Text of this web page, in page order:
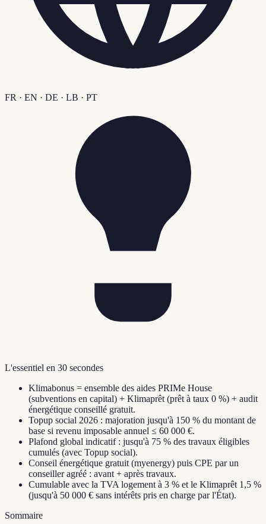
FR · EN · DE · LB · PT
L'essentiel en 30 secondes
Klimabonus = ensemble des aides PRIMe House
(subventions en capital) + Klimaprêt (prêt à taux 0 %) + audit
énergétique conseillé gratuit.
Topup social 2026 : majoration jusqu'à 150 % du montant de
base si revenu imposable annuel ≤ 60 000 €.
Plafond global indicatif : jusqu'à 75 % des travaux éligibles
cumulés (avec Topup social).
Conseil énergétique gratuit (myenergy) puis CPE par un
conseiller agréé : avant + après travaux.
Cumulable avec la TVA logement à 3 % et le Klimaprêt 1,5 %
(jusqu'à 50 000 € sans intérêts pris en charge par l'État).
Sommaire